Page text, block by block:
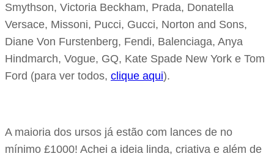
Smythson, Victoria Beckham, Prada, Donatella
Versace, Missoni, Pucci, Gucci, Norton and Sons,
Diane Von Furstenberg, Fendi, Balenciaga, Anya
Hindmarch, Vogue, GQ, Kate Spade New York e Tom
Ford (para ver todos, clique aqui).
A maioria dos ursos já estão com lances de no
mínimo £1000! Achei a ideia linda, criativa e além de